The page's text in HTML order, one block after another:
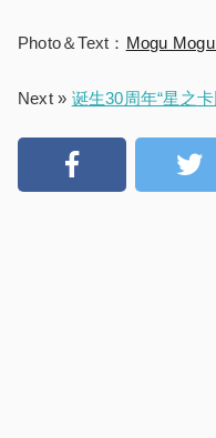
Photo＆Text： Mogu
Next » 诞生30周年“星之